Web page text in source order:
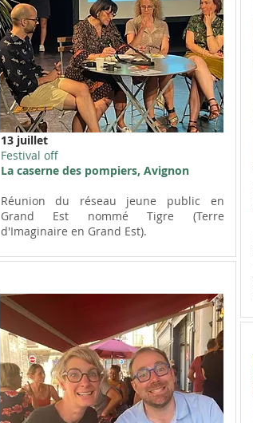
13 juillet
Festival off
La caserne des pompiers, Avignon
Réunion du réseau jeune public en
Grand Est nommé Tigre (Terre
d'Imaginaire en Grand Est).